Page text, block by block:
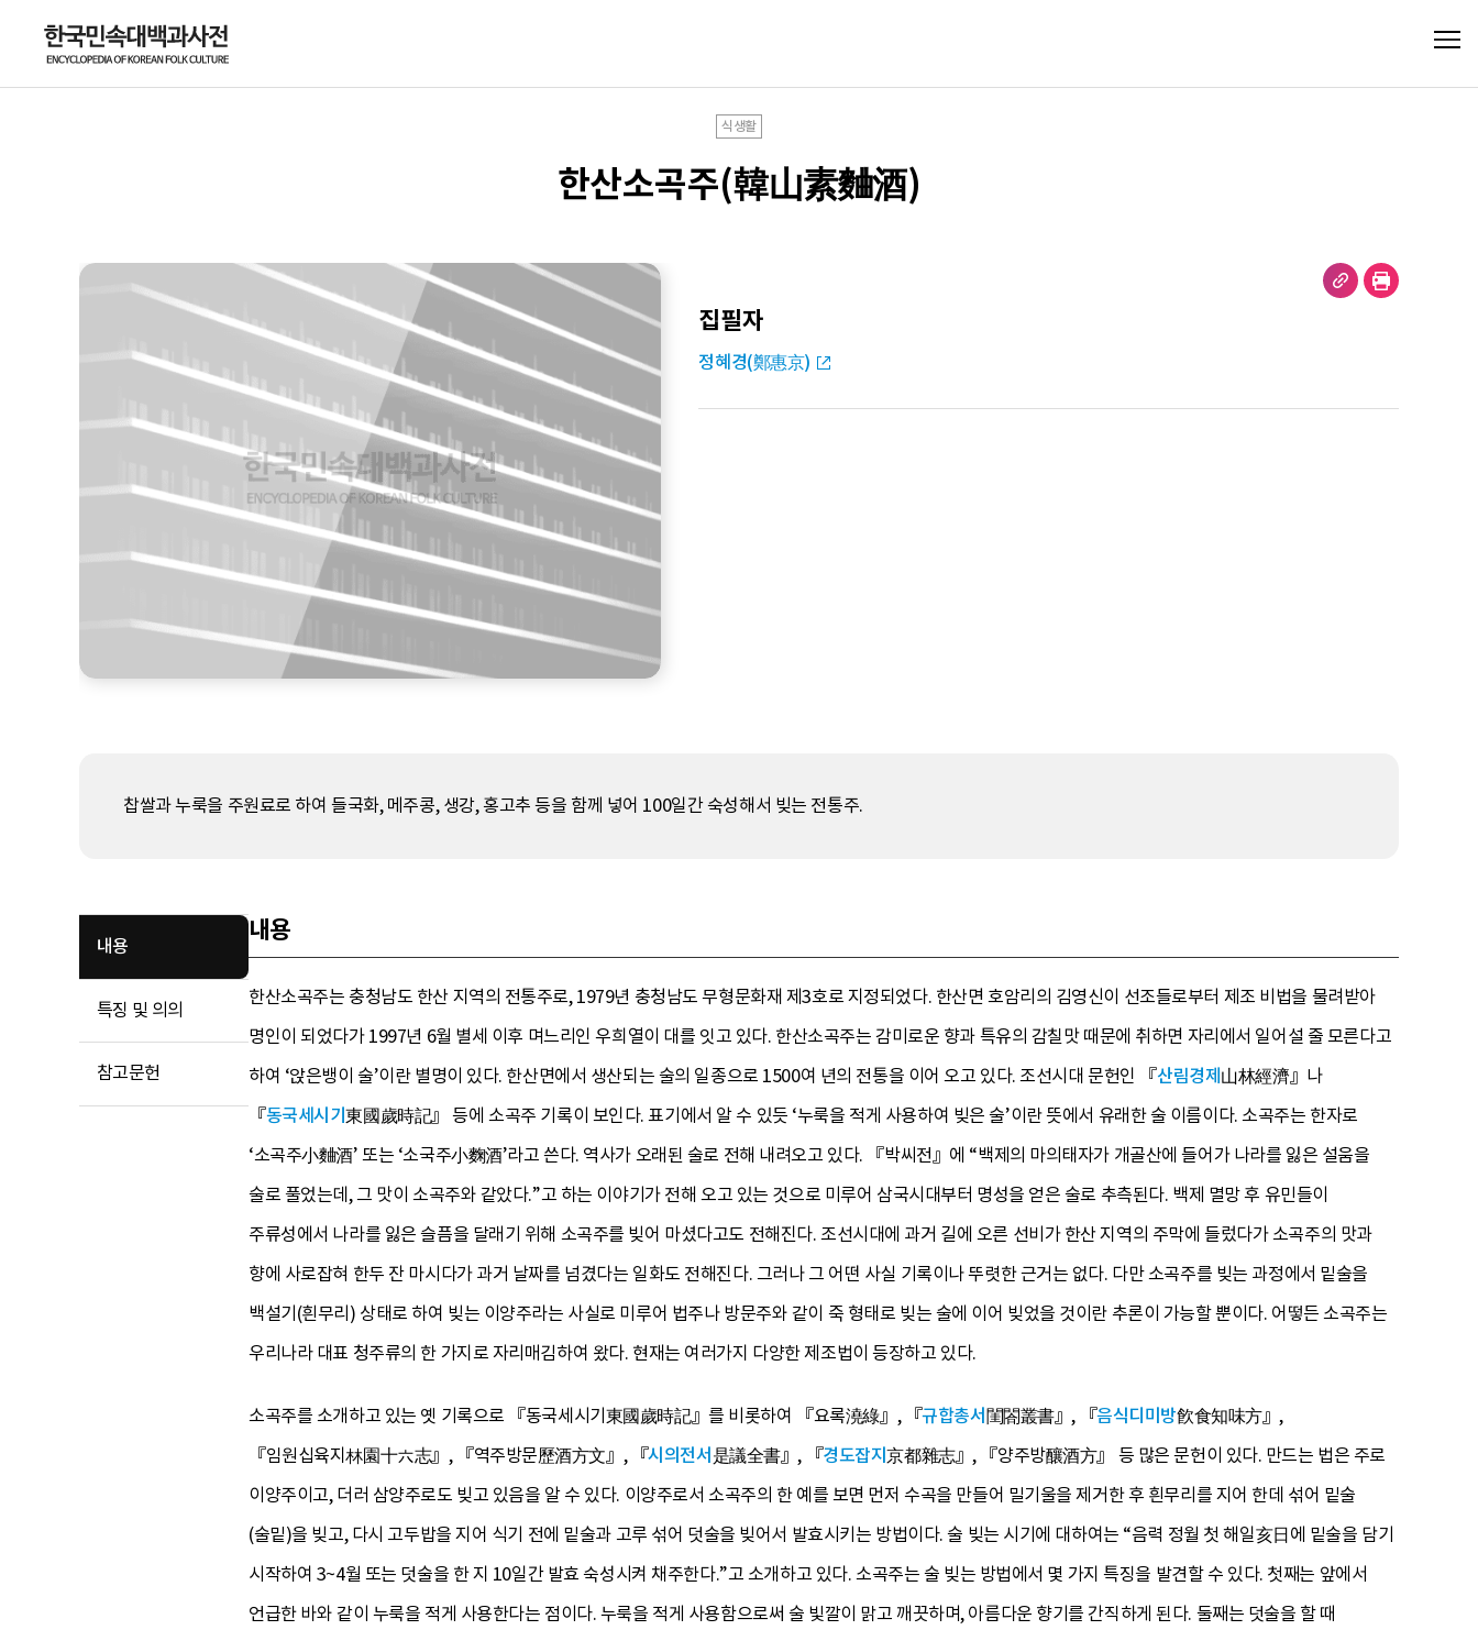
식생활
한산소곡주(韓山素麯酒)
집필자
정혜경(鄭惠京)
찹쌀과 누룩을 주원료로 하여 들국화, 메주콩, 생강, 홍고추 등을 함께 넣어 100일간 숙성해서 빚는 전통주.
내용
특징 및 의의
참고문헌
내용
한산소곡주는 충청남도 한산 지역의 전통주로, 1979년 충청남도 무형문화재 제3호로 지정되었다. 한산면 호암리의 김영신이 선조들로부터 제조 비법을 물려받아
명인이 되었다가 1997년 6월 별세 이후 며느리인 우희열이 대를 잇고 있다. 한산소곡주는 감미로운 향과 특유의 감칠맛 때문에 취하면 자리에서 일어설 줄 모른다고
하여 ‘앉은뱅이 술’이란 별명이 있다. 한산면에서 생산되는 술의 일종으로 1500여 년의 전통을 이어 오고 있다. 조선시대 문헌인 『산림경제山林經濟』나
『동국세시기東國歲時記』 등에 소곡주 기록이 보인다. 표기에서 알 수 있듯 ‘누룩을 적게 사용하여 빚은 술’이란 뜻에서 유래한 술 이름이다. 소곡주는 한자로
‘소곡주小麯酒’ 또는 ‘소국주小麴酒’라고 쓴다. 역사가 오래된 술로 전해 내려오고 있다. 『박씨전』에 “백제의 마의태자가 개골산에 들어가 나라를 잃은 설움을
술로 풀었는데, 그 맛이 소곡주와 같았다.”고 하는 이야기가 전해 오고 있는 것으로 미루어 삼국시대부터 명성을 얻은 술로 추측된다. 백제 멸망 후 유민들이
주류성에서 나라를 잃은 슬픔을 달래기 위해 소곡주를 빚어 마셨다고도 전해진다. 조선시대에 과거 길에 오른 선비가 한산 지역의 주막에 들렀다가 소곡주의 맛과
향에 사로잡혀 한두 잔 마시다가 과거 날짜를 넘겼다는 일화도 전해진다. 그러나 그 어떤 사실 기록이나 뚜렷한 근거는 없다. 다만 소곡주를 빚는 과정에서 밑술을
백설기(흰무리) 상태로 하여 빚는 이양주라는 사실로 미루어 법주나 방문주와 같이 죽 형태로 빚는 술에 이어 빚었을 것이란 추론이 가능할 뿐이다. 어떻든 소곡주는
우리나라 대표 청주류의 한 가지로 자리매김하여 왔다. 현재는 여러가지 다양한 제조법이 등장하고 있다.
소곡주를 소개하고 있는 옛 기록으로 『동국세시기東國歲時記』를 비롯하여 『요록澆綠』, 『규합총서閨閤叢書』, 『음식디미방飮食知味方』,
『임원십육지林園十六志』, 『역주방문歷酒方文』, 『시의전서 是議全書』, 『경도잡지京都雜志』, 『양주방釀酒方』 등 많은 문헌이 있다. 만드는 법은 주로
이양주이고, 더러 삼양주로도 빚고 있음을 알 수 있다. 이양주로서 소곡주의 한 예를 보면 먼저 수곡을 만들어 밀기울을 제거한 후 흰무리를 지어 한데 섞어 밑술
(술밑)을 빚고, 다시 고두밥을 지어 식기 전에 밑술과 고루 섞어 덧술을 빚어서 발효시키는 방법이다. 술 빚는 시기에 대하여는 “음력 정월 첫 해일亥日에 밑술을 담기
시작하여 3~4월 또는 덧술을 한 지 10일간 발효 숙성시켜 채주한다.”고 소개하고 있다. 소곡주는 술 빚는 방법에서 몇 가지 특징을 발견할 수 있다. 첫째는 앞에서
언급한 바와 같이 누룩을 적게 사용한다는 점이다. 누룩을 적게 사용함으로써 술 빛깔이 맑고 깨끗하며, 아름다운 향기를 간직하게 된다. 둘째는 덧술을 할 때